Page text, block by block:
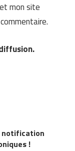
mon site
notification
!